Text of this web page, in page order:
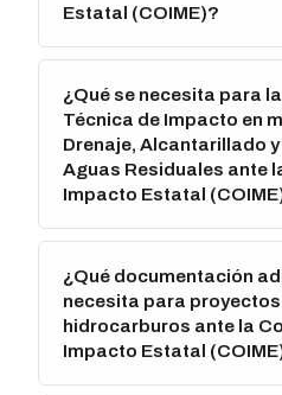
Estatal (COIME)?
¿Qué se necesita para
Técnica de Impacto en
Drenaje, Alcantarillado
Aguas Residuales ante
Impacto Estatal
¿Qué documentación
necesita para
hidrocarburos ante la
Impacto Estatal